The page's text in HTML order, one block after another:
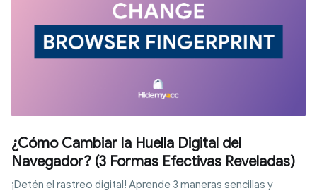
¿Cómo Cambiar la Huella Digital del
Navegador? (3 Formas Efectivas Reveladas)
¡Detén el rastreo digital! Aprende 3 maneras sencillas y